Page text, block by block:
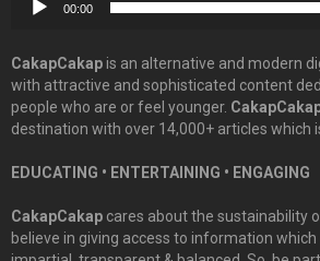
00:00
CakapCakapis an alternative and modern
with attractive and sophisticated content
people who are or feel younger.
destination with over 14,000+ articles which
EDUCATING • ENTERTAINING • ENGAGING
CakapCakap cares about the sustainability
believe in giving access to information